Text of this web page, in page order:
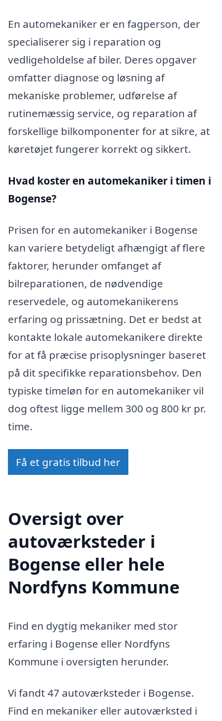
En automekaniker er en fagperson, der
specialiserer sig i reparation og
vedligeholdelse af biler. Deres opgaver
omfatter diagnose og løsning af
mekaniske problemer, udførelse af
rutinemæssig service, og reparation af
forskellige bilkomponenter for at sikre, at
køretøjet fungerer korrekt og sikkert.
Hvad koster en automekaniker i timen i
Bogense?
Prisen for en automekaniker i Bogense
kan variere betydeligt afhængigt af flere
faktorer, herunder omfanget af
bilreparationen, de nødvendige
reservedele, og automekanikerens
erfaring og prissætning. Det er bedst at
kontakte lokale automekanikere direkte
for at få præcise prisoplysninger baseret
på dit specifikke reparationsbehov. Den
typiske timeløn for en automekaniker vil
dog oftest ligge mellem 300 og 800 kr pr.
time.
Få et gratis tilbud her
Oversigt over
autoværksteder i
Bogense eller hele
Nordfyns Kommune
Find en dygtig mekaniker med stor
erfaring i Bogense eller Nordfyns
Kommune i oversigten herunder.
Vi fandt 47 autoværksteder i Bogense.
Find en mekaniker eller autoværksted i